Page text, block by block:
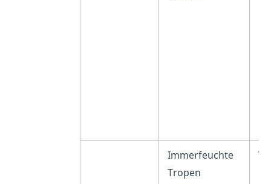
Immerfeuchte
Tropen